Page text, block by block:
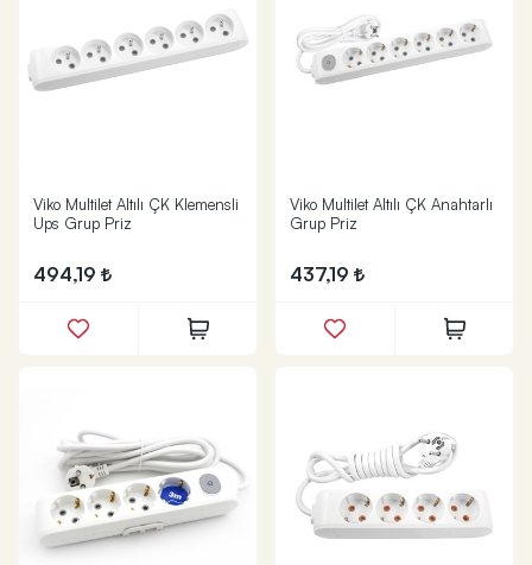
Viko Multilet Altılı ÇK Klemensli
Ups Grup Priz
494,19
Viko Multilet Altılı ÇK Anahtarlı
Grup Priz
437,19